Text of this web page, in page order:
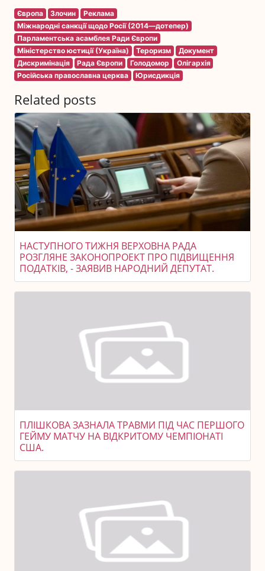
Європа Злочин
Реклама
Міжнародні санкції щодо Росії (2014—дотепер)
Парламентська асамблея Ради Європи
Міністерство юстиції (Україна)
Тероризм
Документ
Дискримінація
Рада Європи Голодомор
Олігархія
Російська православна церква
Юрисдикція
Related posts
НАСТУПНОГО ТИЖНЯ ВЕРХОВНА РАДА
РОЗГЛЯНЕ ЗАКОНОПРОЕКТ ПРО ПІДВИЩЕННЯ
ПОДАТКІВ, - ЗАЯВИВ НАРОДНИЙ ДЕПУТАТ.
ПЛІШКОВА ЗАЗНАЛА ТРАВМИ ПІД ЧАС ПЕРШОГО
ГЕЙМУ МАТЧУ НА ВІДКРИТОМУ ЧЕМПІОНАТІ
США.